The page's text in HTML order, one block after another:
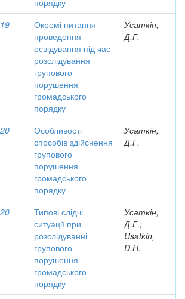
порядку
Окремі питання
проведення
освідування під час
розслідування
групового
порушення
громадського
порядку
Усаткін,
Д.Г.
Особливості
способів здійснення
групового
порушення
громадського
порядку
Усаткін,
Д.Г.
Типові слідчі
ситуації при
розслідуванні
групового
порушення
громадського
порядку
Усаткін,
Д.Г.;
Usatkin,
D.H.